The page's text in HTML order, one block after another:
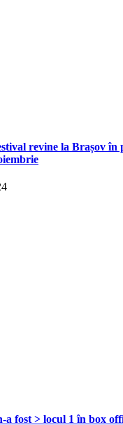
revine la Brașov în
a fost > locul 1 în box